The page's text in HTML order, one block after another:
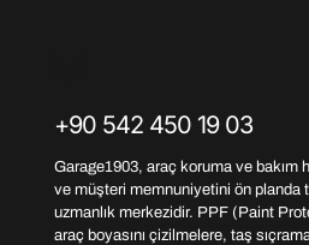
+90 542 450 19 03
Garage1903, araç koruma ve bakım
ve müşteri memnuniyetini ön planda
uzmanlık merkezidir. PPF (Paint
araç boyasını çizilmelere, taş